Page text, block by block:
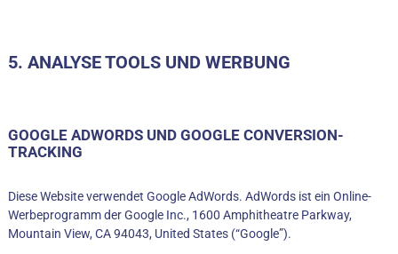
5. ANALYSE TOOLS UND WERBUNG
GOOGLE ADWORDS UND GOOGLE CONVERSION-
TRACKING
Diese Website verwendet Google AdWords. AdWords ist ein Online-
Werbeprogramm der Google Inc., 1600 Amphitheatre Parkway,
Mountain View, CA 94043, United States (“Google”).